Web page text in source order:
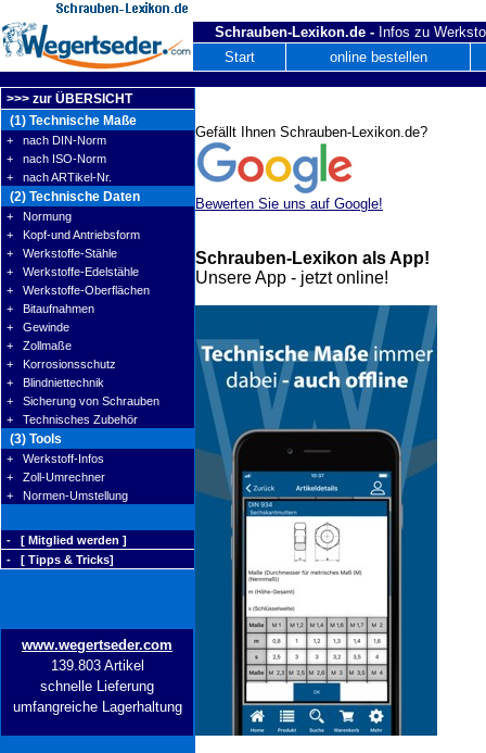
Schrauben-Lexikon.de - Infos zu
Start
online bestellen
>>> zur ÜBERSICHT
(1) Technische Maße
+ nach DIN-Norm
+ nach ISO-Norm
+ nach ARTikel-Nr.
(2) Technische Daten
+ Normung
+ Kopf-und Antriebsform
+ Werkstoffe-Stähle
+ Werkstoffe-Edelstähle
+ Werkstoffe-Oberflächen
+ Bitaufnahmen
+ Gewinde
+ Zollmaße
+ Korrosionsschutz
+ Blindniettechnik
+ Sicherung von Schrauben
+ Technisches Zubehör
(3) Tools
+ Werkstoff-Infos
+ Zoll-Umrechner
+ Normen-Umstellung
- [ Mitglied werden ]
- [ Tipps & Tricks]
www.wegertseder.com
139.803 Artikel
schnelle Lieferung
umfangreiche Lagerhaltung
Gefällt Ihnen Schrauben-Lexikon.de?
Bewerten Sie uns auf Google!
Schrauben-Lexikon als App!
Unsere App - jetzt online!